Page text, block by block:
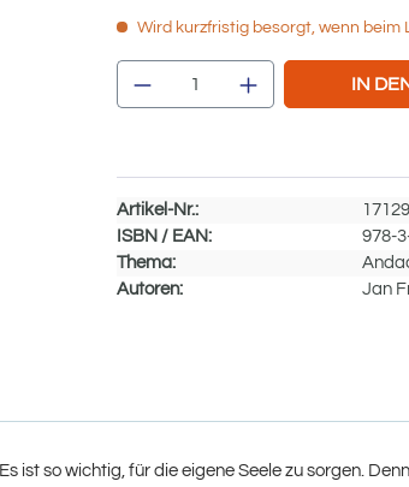
Wird kurzfristig besorgt, wenn beim
Produkt Anzahl: Gib
IN
Artikel-Nr.:
ISBN / EAN:
978-
Thema:
Autoren:
Jan
ist so wichtig, für die eigene Seele zu sorgen.